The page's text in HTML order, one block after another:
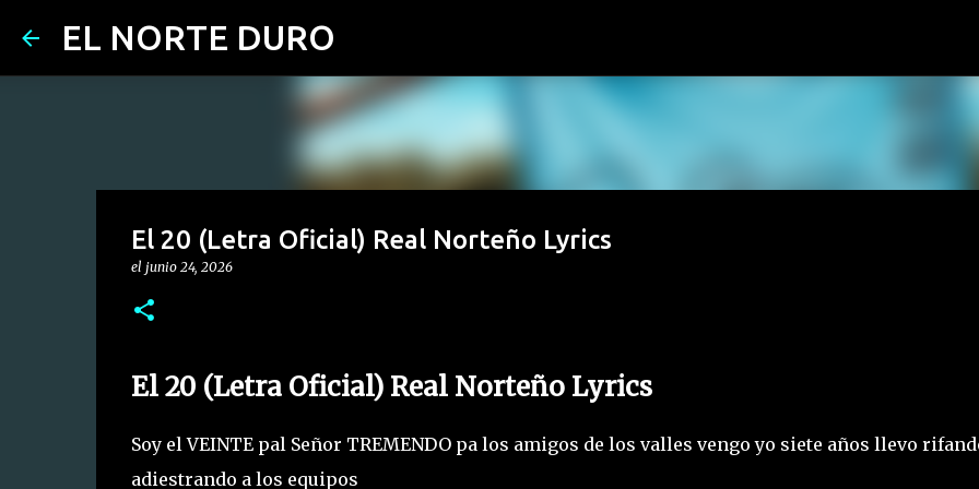
EL NORTE DURO
El 20 (Letra Oficial) Real Norteño Lyrics
el junio 24, 2026
El 20 (Letra Oficial) Real Norteño Lyrics
Soy el VEINTE pal Señor TREMENDO pa los amigos de los valles vengo yo siete años llevo
adiestrando a los equipos